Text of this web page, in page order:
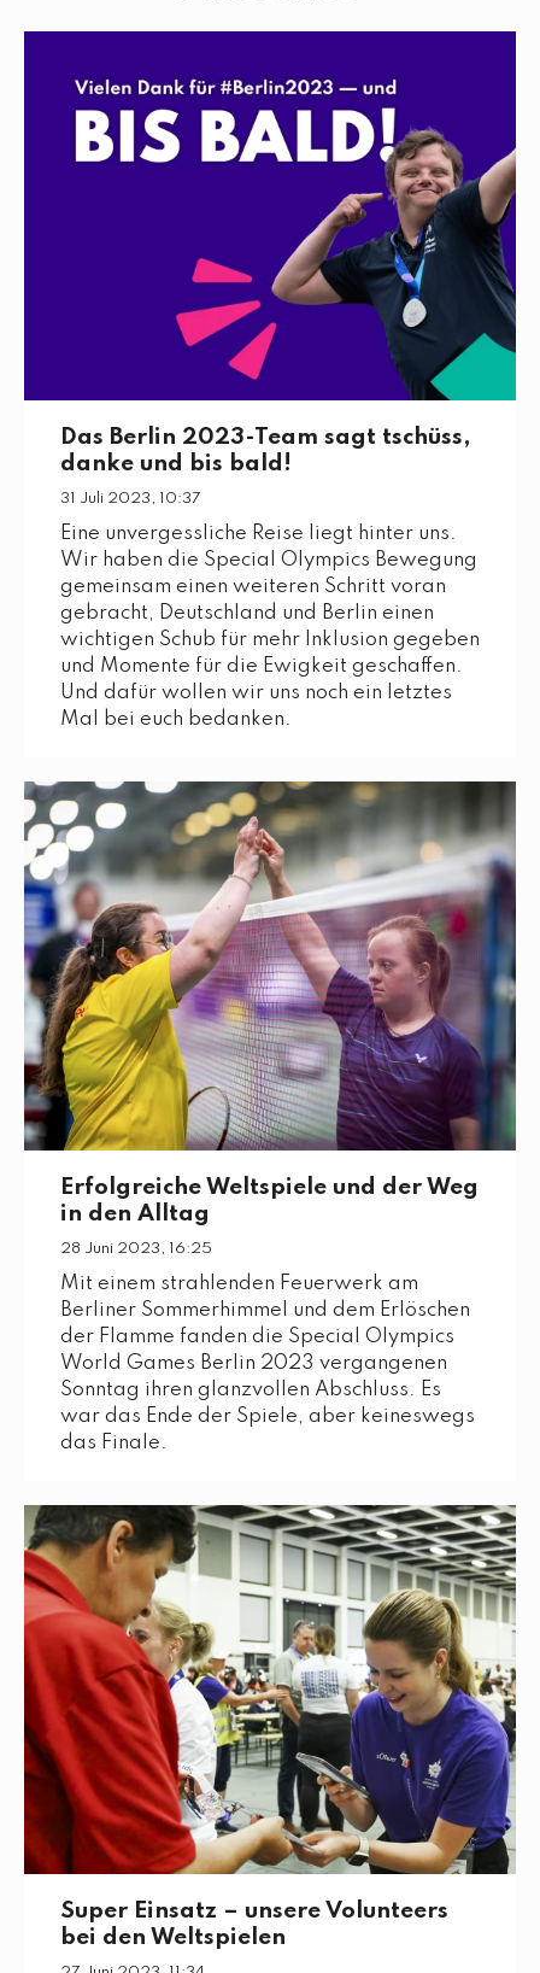
Das Berlin 2023-Team sagt tschüss,
danke und bis bald!
31 Juli 2023, 10:37
Eine unvergessliche Reise liegt hinter uns.
Wir haben die Special Olympics Bewegung
gemeinsam einen weiteren Schritt voran
gebracht, Deutschland und Berlin einen
wichtigen Schub für mehr Inklusion gegeben
und Momente für die Ewigkeit geschaffen.
Und dafür wollen wir uns noch ein letztes
Mal bei euch bedanken.
Erfolgreiche Weltspiele und der Weg
in den Alltag
28 Juni 2023, 16:25
Mit einem strahlenden Feuerwerk am
Berliner Sommerhimmel und dem Erlöschen
der Flamme fanden die Special Olympics
World Games Berlin 2023 vergangenen
Sonntag ihren glanzvollen Abschluss. Es
war das Ende der Spiele, aber keineswegs
das Finale.
Super Einsatz – unsere Volunteers
bei den Weltspielen